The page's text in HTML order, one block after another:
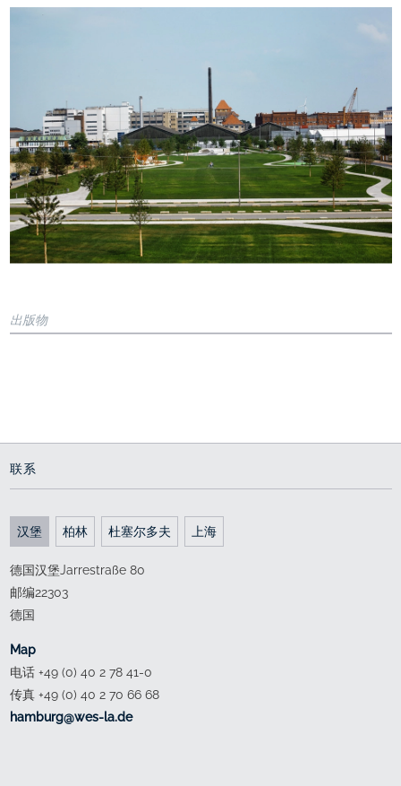
出版物
Überseepark Bremen
Project presentations
联系
汉堡 柏林 杜塞尔多夫 上海
德国汉堡Jarrestraße 80
邮编22303
德国
Map
电话 +49 (0) 40 2 78 41-0
传真 +49 (0) 40 2 70 66 68
ed.al-sew@grubmah